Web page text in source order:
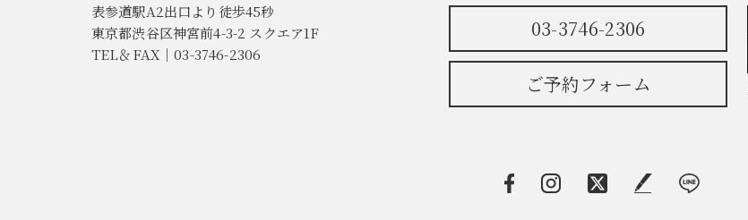
03-3746-2306
ご予約フォーム
表参道駅A2出口より徒歩45秒
東京都渋谷区神宮前4-3-2 スクエア1F
TEL＆FAX｜03-3746-2306